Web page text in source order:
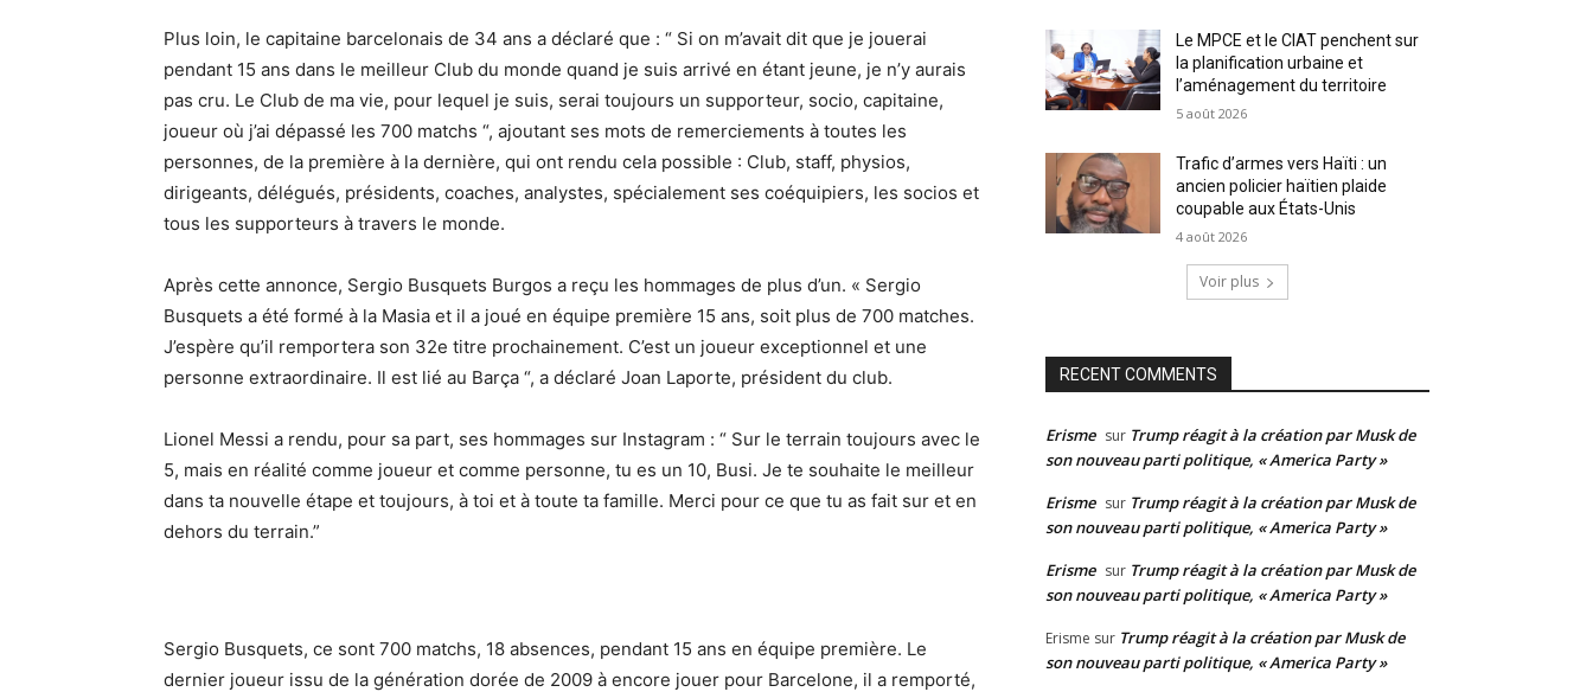
Plus loin, le capitaine barcelonais de 34 ans a déclaré que : “ Si on m’avait dit que je jouerai
pendant 15 ans dans le meilleur Club du monde quand je suis arrivé en étant jeune, je n’y aurais
pas cru. Le Club de ma vie, pour lequel je suis, serai toujours un supporteur, socio, capitaine,
joueur où j’ai dépassé les 700 matchs “, ajoutant ses mots de remerciements à toutes les
personnes, de la première à la dernière, qui ont rendu cela possible : Club, staff, physios,
dirigeants, délégués, présidents, coaches, analystes, spécialement ses coéquipiers, les socios et
tous les supporteurs à travers le monde.
Après cette annonce, Sergio Busquets Burgos a reçu les hommages de plus d’un. « Sergio
Busquets a été formé à la Masia et il a joué en équipe première 15 ans, soit plus de 700 matches.
J’espère qu’il remportera son 32e titre prochainement. C’est un joueur exceptionnel et une
personne extraordinaire. Il est lié au Barça “, a déclaré Joan Laporte, président du club.
Lionel Messi a rendu, pour sa part, ses hommages sur Instagram : “ Sur le terrain toujours avec le
5, mais en réalité comme joueur et comme personne, tu es un 10, Busi. Je te souhaite le meilleur
dans ta nouvelle étape et toujours, à toi et à toute ta famille. Merci pour ce que tu as fait sur et en
dehors du terrain.”
Sergio Busquets, ce sont 700 matchs, 18 absences, pendant 15 ans en équipe première. Le
dernier joueur issu de la génération dorée de 2009 à encore jouer pour Barcelone, il a remporté,
Le MPCE et le CIAT penchent sur
la planification urbaine et
l’aménagement du territoire
5 août 2026
Trafic d’armes vers Haïti : un
ancien policier haïtien plaide
coupable aux États-Unis
4 août 2026
Voir plus
RECENT COMMENTS
Erisme sur Trump réagit à la création par Musk de
son nouveau parti politique, « America Party »
Erisme sur Trump réagit à la création par Musk de
son nouveau parti politique, « America Party »
Erisme sur Trump réagit à la création par Musk de
son nouveau parti politique, « America Party »
Erisme sur Trump réagit à la création par Musk de
son nouveau parti politique, « America Party »